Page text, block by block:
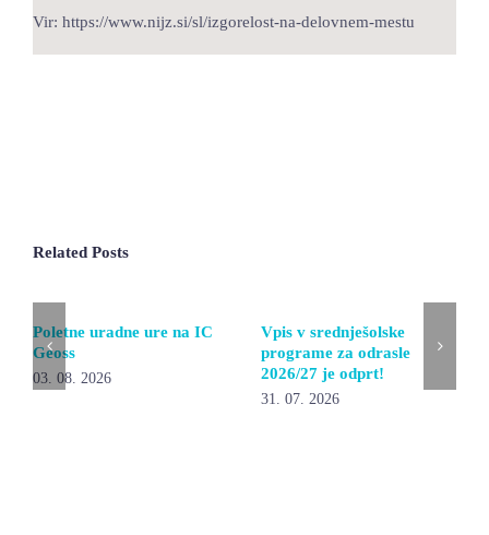
Vir: https://www.nijz.si/sl/izgorelost-na-delovnem-mestu
Related Posts
Poletne uradne ure na IC
Geoss
03. 08. 2026
Vpis v srednješolske
programe za odrasle
2026/27 je odprt!
31. 07. 2026